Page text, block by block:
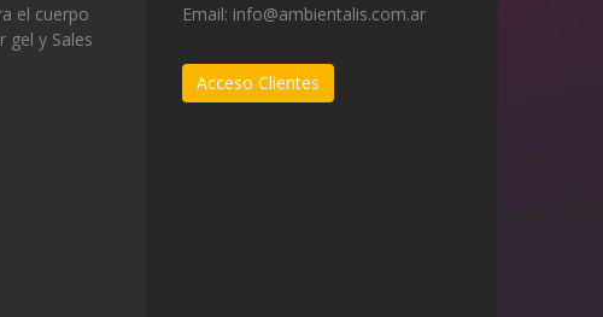
el cuerpo
gel y Sales
Email: info@ambientalis.com.ar
Acceso Clientes